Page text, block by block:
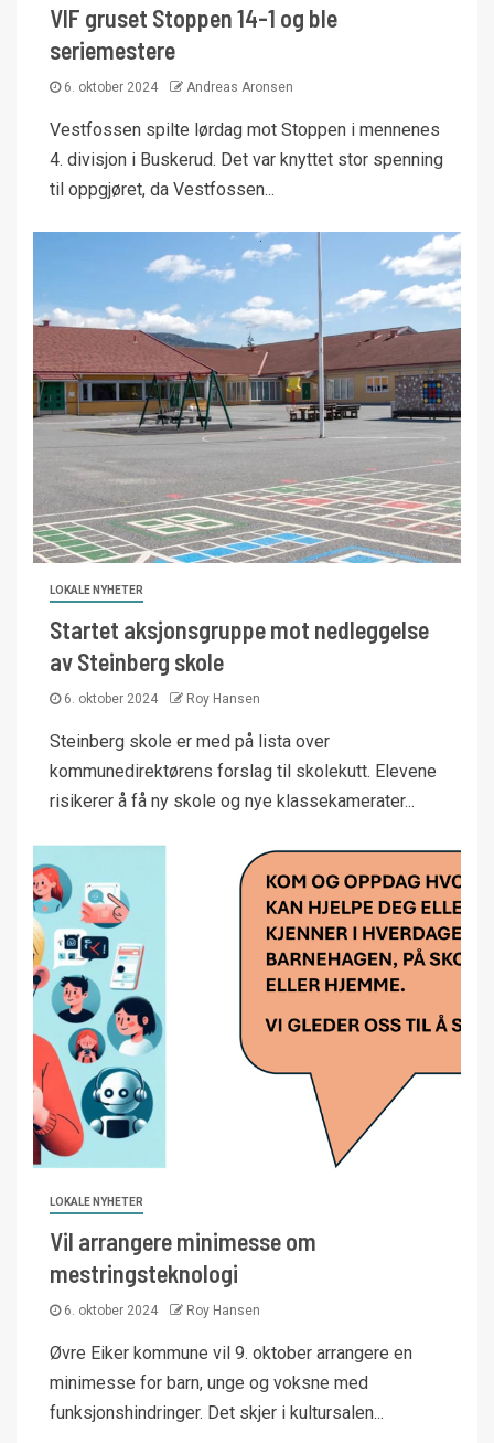
VIF gruset Stoppen 14-1 og ble
seriemestere
6. oktober 2024 Andreas Aronsen
Vestfossen spilte lørdag mot Stoppen i mennenes
4. divisjon i Buskerud. Det var knyttet stor spenning
til oppgjøret, da Vestfossen...
LOKALE NYHETER
Startet aksjonsgruppe mot nedleggelse
av Steinberg skole
6. oktober 2024 Roy Hansen
Steinberg skole er med på lista over
kommunedirektørens forslag til skolekutt. Elevene
risikerer å få ny skole og nye klassekamerater...
LOKALE NYHETER
Vil arrangere minimesse om
mestringsteknologi
6. oktober 2024 Roy Hansen
Øvre Eiker kommune vil 9. oktober arrangere en
minimesse for barn, unge og voksne med
funksjonshindringer. Det skjer i kultursalen...